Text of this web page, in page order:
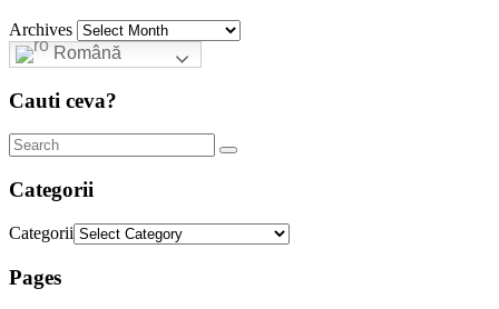
Archives
Română
Cauti ceva?
Categorii
Categorii
Pages